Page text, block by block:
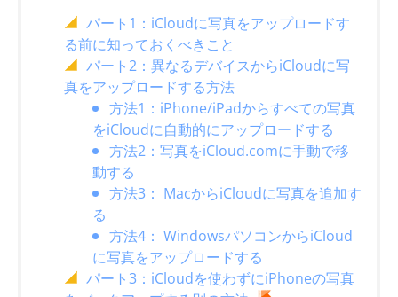
パート1：iCloudに写真をアップロードす
る前に知っておくべきこと
パート2：異なるデバイスからiCloudに写
真をアップロードする方法
方法1：iPhone/iPadからすべての写真
をiCloudに自動的にアップロードする
方法2：写真をiCloud.comに手動で移
動する
方法3： MacからiCloudに写真を追加す
る
方法4： WindowsパソコンからiCloud
に写真をアップロードする
パート3：iCloudを使わずにiPhoneの写真